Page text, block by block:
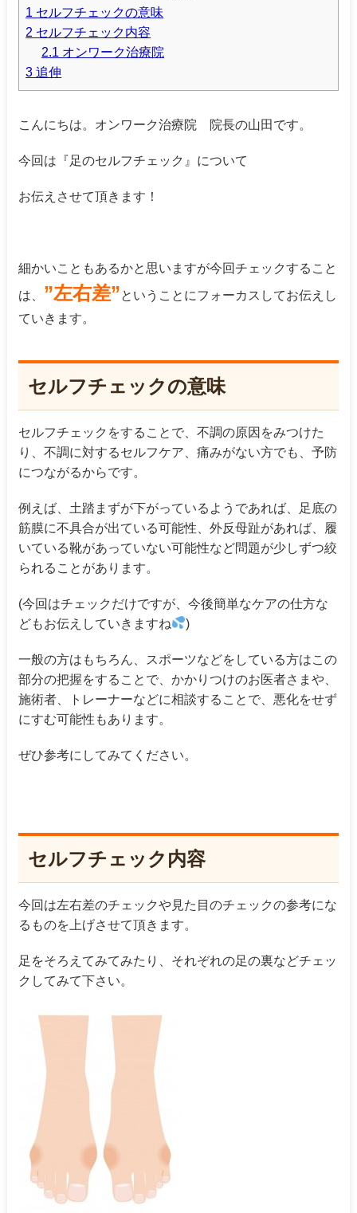
1 セルフチェックの意味
2 セルフチェック内容
2.1 オンワーク治療院
3 追伸
こんにちは。オンワーク治療院 院長の山田です。
今回は『足のセルフチェック』について
お伝えさせて頂きます！
細かいこともあるかと思いますが今回チェックすること
は、 ”左右差”ということにフォーカスしてお伝えし
ていきます。
セルフチェックの意味
セルフチェックをすることで、不調の原因をみつけた
り、不調に対するセルフケア、痛みがない方でも、予防
につながるからです。
例えば、土踏まずが下がっているようであれば、足底の
筋膜に不具合が出ている可能性、外反母趾があれば、履
いている靴があっていない可能性など問題が少しずつ絞
られることがあります。
(今回はチェックだけですが、今後簡単なケアの仕方な
どもお伝えしていきますね
)
一般の方はもちろん、スポーツなどをしている方はこの
部分の把握をすることで、かかりつけのお医者さまや、
施術者、トレーナーなどに相談することで、悪化をせず
にすむ可能性もあります。
ぜひ参考にしてみてください。
セルフチェック内容
今回は左右差のチェックや見た目のチェックの参考にな
るものを上げさせて頂きます。
足をそろえてみてみたり、それぞれの足の裏などチェッ
クしてみて下さい。